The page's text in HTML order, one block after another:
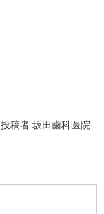
投稿者 坂田歯科医院